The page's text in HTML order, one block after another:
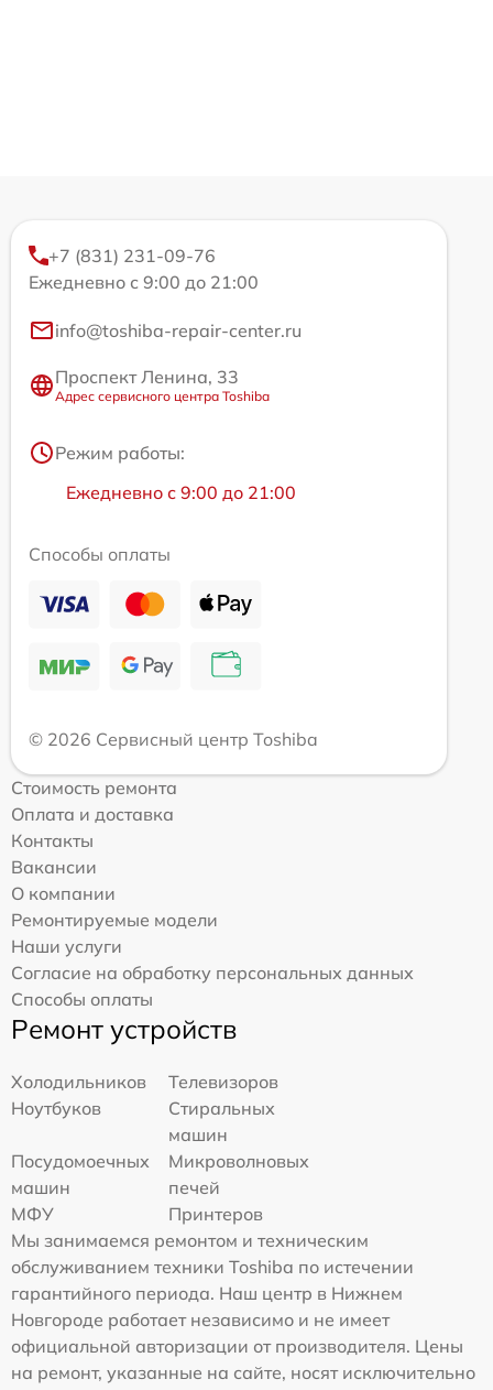
+7 (831) 231-09-76
Ежедневно с 9:00 до 21:00
info@toshiba-repair-center.ru
Проспект Ленина, 33
Адрес сервисного центра Toshiba
Режим работы:
Ежедневно с 9:00 до 21:00
Способы оплаты
© 2026 Сервисный центр Toshiba
Стоимость ремонта
Оплата и доставка
Контакты
Вакансии
О компании
Ремонтируемые модели
Наши услуги
Согласие на обработку персональных данных
Способы оплаты
Ремонт устройств
Холодильников
Телевизоров
Ноутбуков
Стиральных
машин
Посудомоечных
машин
Микроволновых
печей
МФУ
Принтеров
Мы занимаемся ремонтом и техническим
обслуживанием техники Toshiba по истечении
гарантийного периода. Наш центр в Нижнем
Новгороде работает независимо и не имеет
официальной авторизации от производителя. Цены
на ремонт, указанные на сайте, носят исключительно